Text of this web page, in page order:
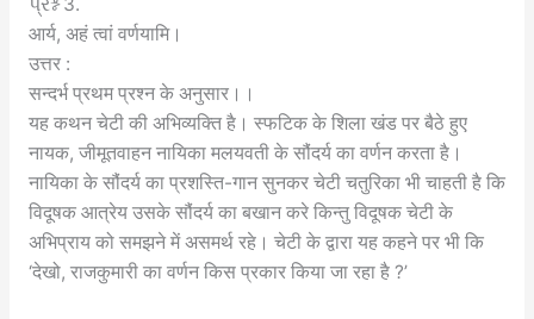
પ્રશ્ન 3.
आर्य, अहं त्वां वर्णयामि।
उत्तर :
सन्दर्भ प्रथम प्रश्न के अनुसार।।
यह कथन चेटी की अभिव्यक्ति है। स्फटिक के शिला खंड पर बैठे हुए
नायक, जीमूतवाहन नायिका मलयवती के सौंदर्य का वर्णन करता है।
नायिका के सौंदर्य का प्रशस्ति-गान सुनकर चेटी चतुरिका भी चाहती है कि
विदूषक आत्रेय उसके सौंदर्य का बखान करे किन्तु विदूषक चेटी के
अभिप्राय को समझने में असमर्थ रहे। चेटी के द्वारा यह कहने पर भी कि
‘देखो, राजकुमारी का वर्णन किस प्रकार किया जा रहा है ?’